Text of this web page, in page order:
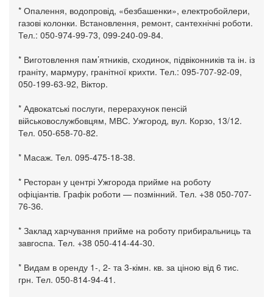
* Опалення, водопровід, «безбашенки», електробойлери,
газові колонки. Встановлення, ремонт, сантехнічні роботи.
Тел.: 050-974-99-73, 099-240-09-84.
* Виготовлення пам’ятників, сходинок, підвіконників та ін. із
граніту, мармуру, гранітної крихти. Тел.: 095-707-92-09,
050-199-63-92, Віктор.
* Адвокатські послуги, перерахунок пенсій
військовослужбовцям, МВС. Ужгород, вул. Корзо, 13/12.
Тел. 050-658-70-82.
* Масаж. Тел. 095-475-18-38.
* Ресторан у центрі Ужгорода прийме на роботу
офіціантів. Графік роботи — позмінний. Тел. +38 050-707-
76-36.
* Заклад харчування прийме на роботу прибиральниць та
завгоспа. Тел. +38 050-414-44-30.
* Видам в оренду 1-, 2- та 3-кімн. кв. за ціною від 6 тис.
грн. Тел. 050-814-94-41.